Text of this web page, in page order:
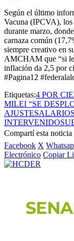
Según el último
Vacuna (IPCVA), los
durante marzo,
carnaza común
siempre creativo en
AMCHAM que “si le
inflación da 2,5 por
#Pagina12
Etiquetas:4 POR
MILEI “SE
AJUSTE
INTERVENIDO
Compartí esta
Facebook X
Electrónico Copiar